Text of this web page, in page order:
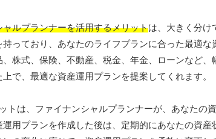
ャルプランナーを活用するメリットは、大きく分け
持っており、あなたのライフプランに合った最適
、株式、保険、不動産、税金、年金、ローンなど
上で、最適な資産運用プランを提案してくれます。
トは、ファイナンシャルプランナーが、あなたの
運用プランを作成した後は、定期的にあなたの資